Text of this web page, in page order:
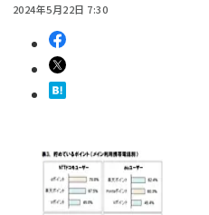
2024年5月22日 7:30